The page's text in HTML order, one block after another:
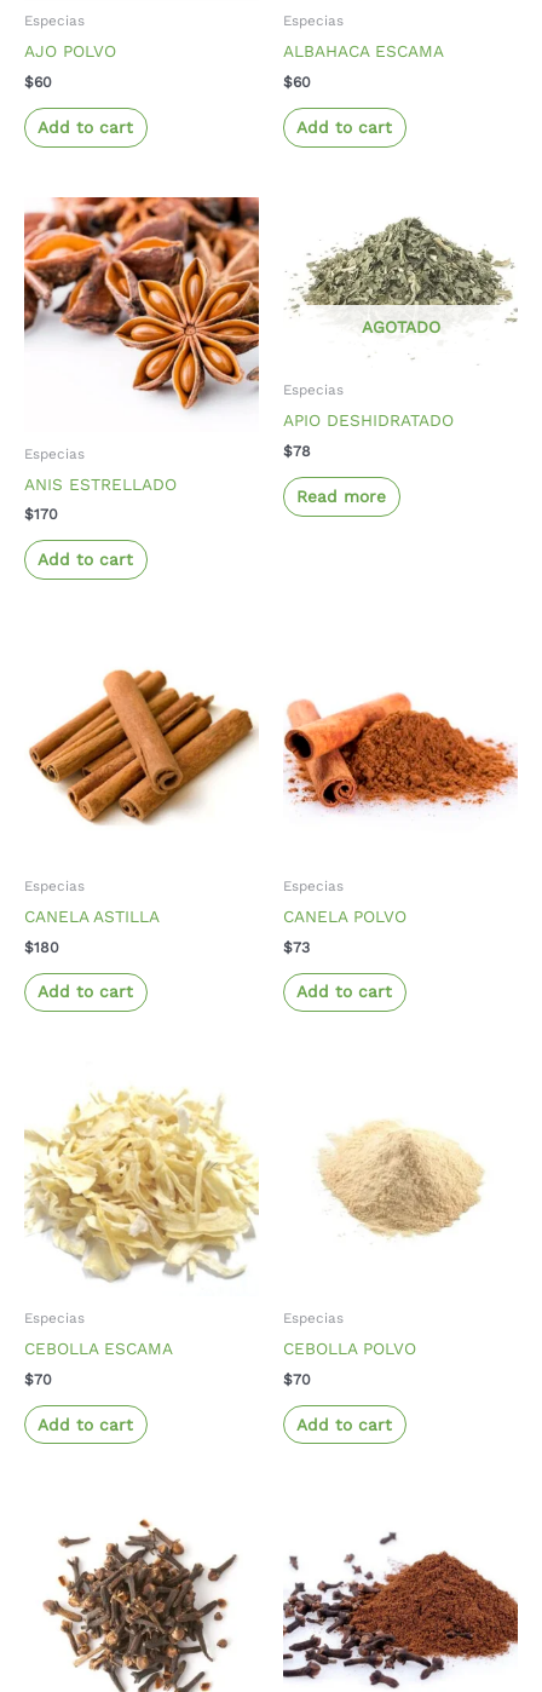
Especias
AJO POLVO
$60
Add to cart
Especias
ALBAHACA ESCAMA
$60
Add to cart
Especias
ANIS ESTRELLADO
$170
Add to cart
AGOTADO
Especias
APIO DESHIDRATADO
$78
Read more
Especias
CANELA ASTILLA
$180
Add to cart
Especias
CANELA POLVO
$73
Add to cart
Especias
CEBOLLA ESCAMA
$70
Add to cart
Especias
CEBOLLA POLVO
$70
Add to cart